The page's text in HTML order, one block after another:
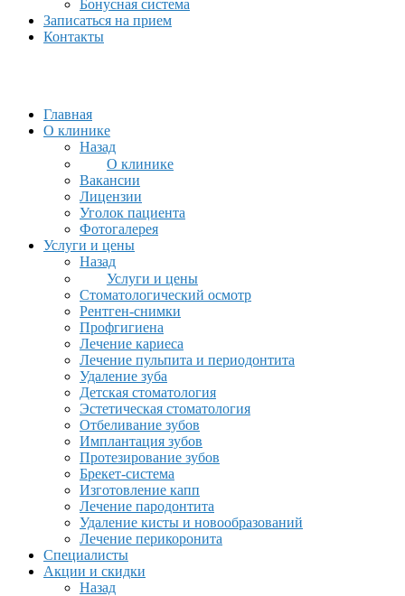
Бонусная система
Записаться на прием
Контакты
Главная
О клинике
Назад
О клинике
Вакансии
Лицензии
Уголок пациента
Фотогалерея
Услуги и цены
Назад
Услуги и цены
Стоматологический осмотр
Рентген-снимки
Профгигиена
Лечение кариеса
Лечение пульпита и периодонтита
Удаление зуба
Детская стоматология
Эстетическая стоматология
Отбеливание зубов
Имплантация зубов
Протезирование зубов
Брекет-система
Изготовление капп
Лечение пародонтита
Удаление кисты и новообразований
Лечение перикоронита
Специалисты
Акции и скидки
Назад